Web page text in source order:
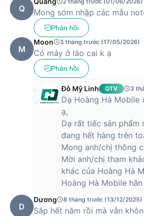
Hệ thống camera
Camera
Camera
Camera
Kết nối
GPS
Thời lượng pin
5000
50% pin
XOS 14
USB
Đánh giá điện thoại
8GB/256GB: Hiệu năng
tầm giá
Q Mong sớm nhập các mẫu
Phản hồi
M
Moon 3 tháng trước (17/05/2026)
Có máy ở lào cai k ạ
Phản hồi
Đỗ Mỹ Linh QTV 3
Dạ Hoàng Hà Mobile
ạ,
Dạ rất tiếc sản phẩm
đang hết hàng trên
Mong anh/chị thông
Mời anh/chị tham
khác của Hoàng Hà
Hoàng Hà Mobile
D
Dương 8 tháng trước (13/12/2025)
Sắp hết năm rồi mà vẫn